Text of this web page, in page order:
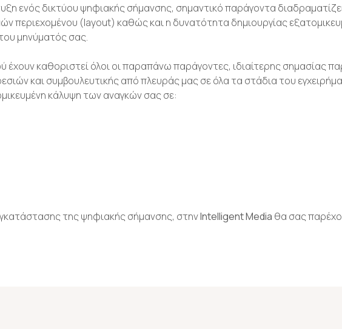
ενός δικτύου ψηφιακής σήμανσης, σημαντικό παράγοντα
(layout) καθώς και η δυνατότητα δημιουργίας
μηνύματός σας.
έχουν καθοριστεί όλοι οι παραπάνω παράγοντες, ιδιαίτερης σημασίας
και συμβουλευτικής από πλευράς μας σε όλα τα στάδια του
κάλυψη των αναγκών σας σε:
της ψηφιακής σήμανσης, στηνIntelligentMedia θα σας